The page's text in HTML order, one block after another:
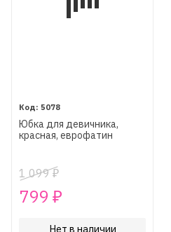
5078
Юбка для девичника,
красная, еврофатин
1 099₽
799 ₽
Нет в наличии